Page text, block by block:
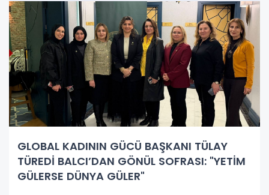
GLOBAL KADININ GÜCÜ BAŞKANI TÜLAY
TÜREDİ BALCI’DAN GÖNÜL SOFRASI: "YETİM
GÜLERSE DÜNYA GÜLER"